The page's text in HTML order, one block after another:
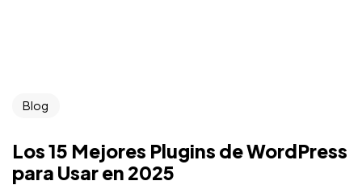
Blog
Los 15 Mejores Plugins de WordPress
para Usar en 2025